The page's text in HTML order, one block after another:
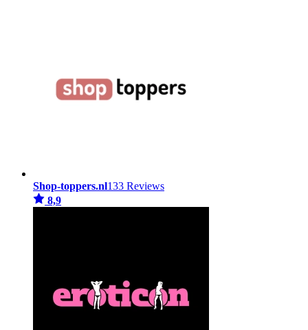
Shop-toppers.nl133 Reviews
8,9